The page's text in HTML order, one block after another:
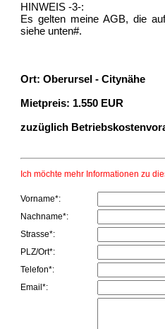
HINWEIS -3-:
Es gelten meine AGB, die
siehe unten#.
Ort: Oberursel - Citynähe
Mietpreis: 1.550 EUR
zuzüglich
Ich möchte mehr Informationen zu
Vorname*:
Nachname*:
Strasse*:
PLZ/Ort*:
Telefon*:
Email*: